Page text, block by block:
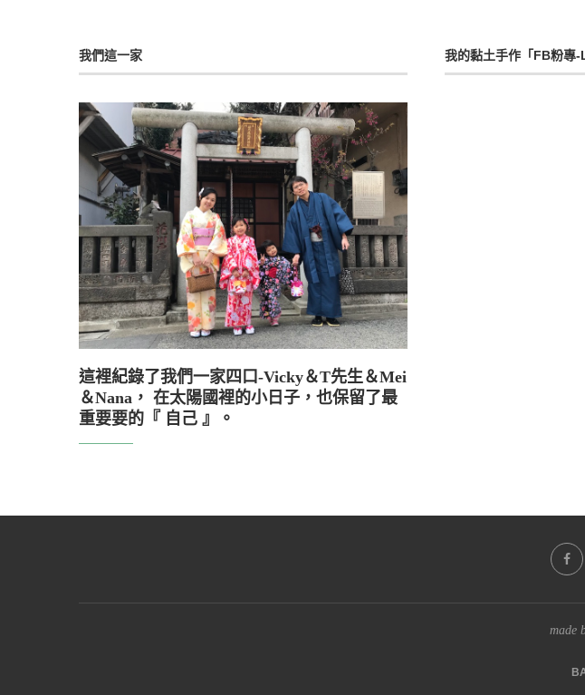
我們這一家
這裡紀錄了我們一家四口-Vicky＆T先生＆Mei
＆Nana， 在太陽國裡的小日子，也保留了最
重要要的『 自己 』。
我的黏土手作「FB粉專-
made